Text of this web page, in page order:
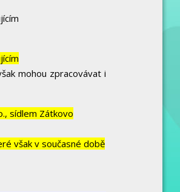
mohou zpracovávat i
sídlem Zátkovo
však v současné době